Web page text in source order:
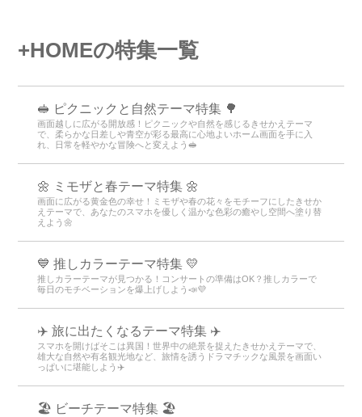
+HOMEの特集一覧
🥪 ピクニックと自然テーマ特集 🌳
画面越しに広がる開放感！ピクニックや自然を感じるきせかえテーマ
で、柔らかな日差しや青空が彩る最高に心地よいホーム画面を手に入
れ、日常を軽やかな冒険へと変えよう🥪
🌼 ミモザと春テーマ特集 🌼
画面に広がる黄金色の幸せ！ミモザや春の花々をモチーフにしたきせか
えテーマで、あなたのスマホを優しく温かな色彩の癒やし空間へ塗り替
えよう🌼
💙 推しカラーテーマ特集 💛
推しカラーテーマが見つかる！コンサートの準備はOK？推しカラーで
毎日のモチベーションを爆上げしよう📣💜
✈️ 旅に出たくなるテーマ特集 ✈️
スマホを開けばそこは異国！世界中の絶景を捉えたきせかえテーマで、
雄大な自然や有名観光地など、旅情を誘うドラマチックな風景を画面い
っぱいに堪能しよう✈️
🏖 ビーチテーマ特集 🏖